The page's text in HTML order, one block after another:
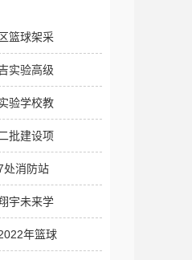
篮球架采
实验高级
验学校教
批建设项
处消防站
宇未来学
年篮球